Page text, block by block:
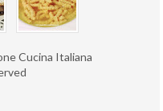
Cucina Italiana